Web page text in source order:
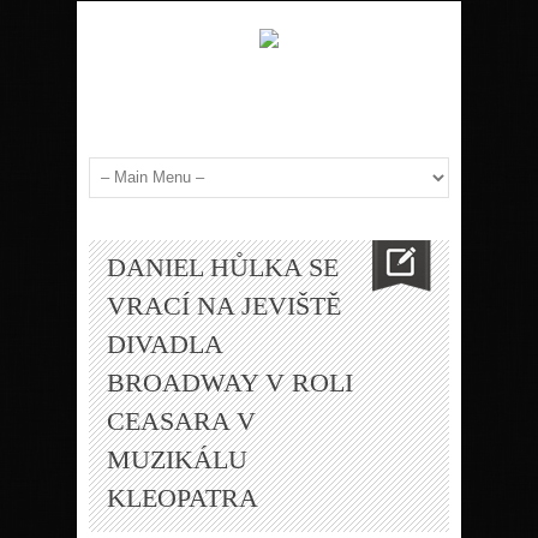
DANIEL HŮLKA SE
VRACÍ NA JEVIŠTĚ
DIVADLA
BROADWAY V ROLI
CEASARA V
MUZIKÁLU
KLEOPATRA